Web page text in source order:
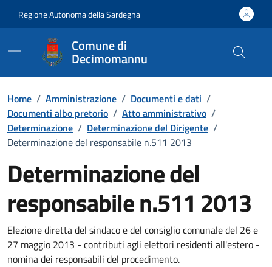
Regione Autonoma della Sardegna
Comune di
Decimomannu
Home / Amministrazione / Documenti e dati /
Documenti albo pretorio / Atto amministrativo /
Determinazione / Determinazione del Dirigente /
Determinazione del responsabile n.511 2013
Determinazione del
responsabile n.511 2013
Dettaglio del documento
Elezione diretta del sindaco e del consiglio comunale del 26 e
27 maggio 2013 - contributi agli elettori residenti all'estero -
nomina dei responsabili del procedimento.